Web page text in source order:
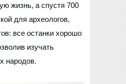
жизнь, а спустя 700
для археологов,
все останки хорошо
изучать
народов.